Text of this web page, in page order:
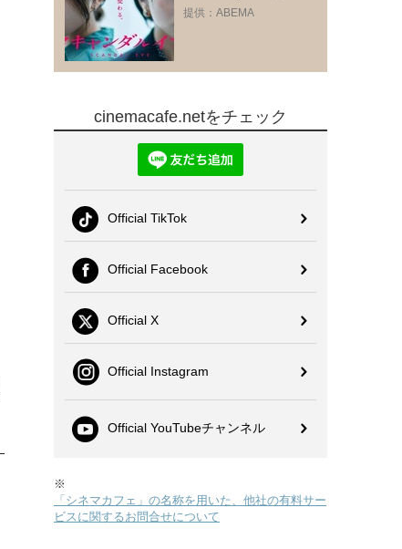
提供：ABEMA
cinemacafe.netをチェック
Official TikTok
Official Facebook
Official X
Official Instagram
Official YouTubeチャンネル
※
「シネマカフェ」の名称を用いた、他社の有料サー
ビスに関するお問合せについて